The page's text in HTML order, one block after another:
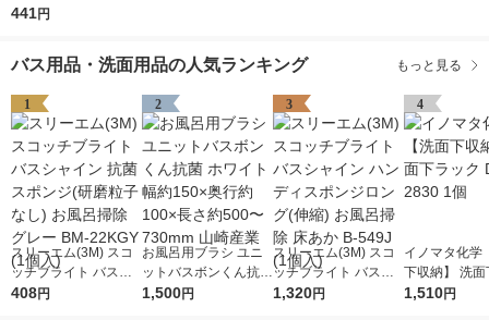
研磨ブラシ （研磨材
441円
バス用品・洗面用品の人気ランキング もっと見る
1
スリーエム(3M) スコ
ッチブライト バスシ
ャイン 抗菌スポンジ
408円
2
お風呂用ブラシ ユニ
ットバスボンくん抗菌
ホワイト 幅約150×奥
1,500円
3
スリーエム(3M) スコ
ッチブライト バスシ
ャイン ハンディスポ
1,320円
4
イノマタ化学
下収納】 洗面
ク D30 2830
1,510円